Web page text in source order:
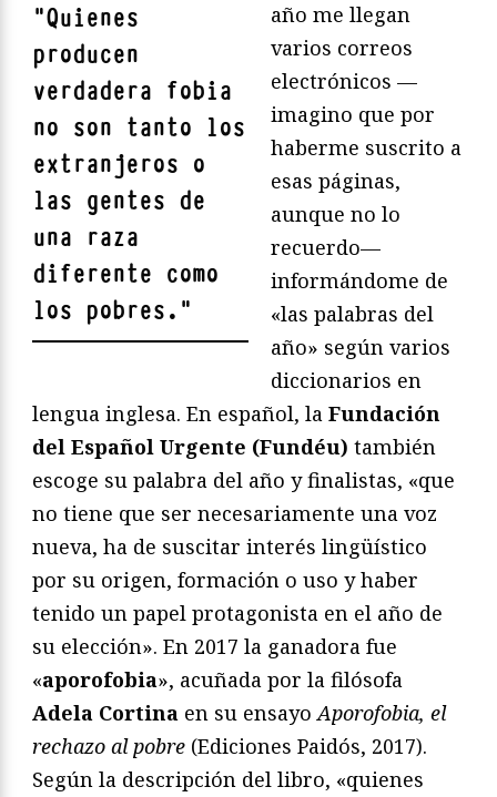
"Quienes
producen
verdadera fobia
no son tanto los
extranjeros o
las gentes de
una raza
diferente como
los pobres. "
año me llegan
varios correos
electrónicos —
imagino que por
haberme suscrito a
esas páginas,
aunque no lo
recuerdo—
informándome de
«las palabras del
año» según varios
diccionarios en
lengua inglesa. En español, la Fundación
del Español Urgente (Fundéu) también
escoge su palabra del año y finalistas, «que
no tiene que ser necesariamente una voz
nueva, ha de suscitar interés lingüístico
por su origen, formación o uso y haber
tenido un papel protagonista en el año de
su elección». En 2017 la ganadora fue
«aporofobia», acuñada por la filósofa
Adela Cortina en su ensayoAporofobia, el
rechazo al pobre (Ediciones Paidós, 2017).
Según la descripción del libro, «quienes